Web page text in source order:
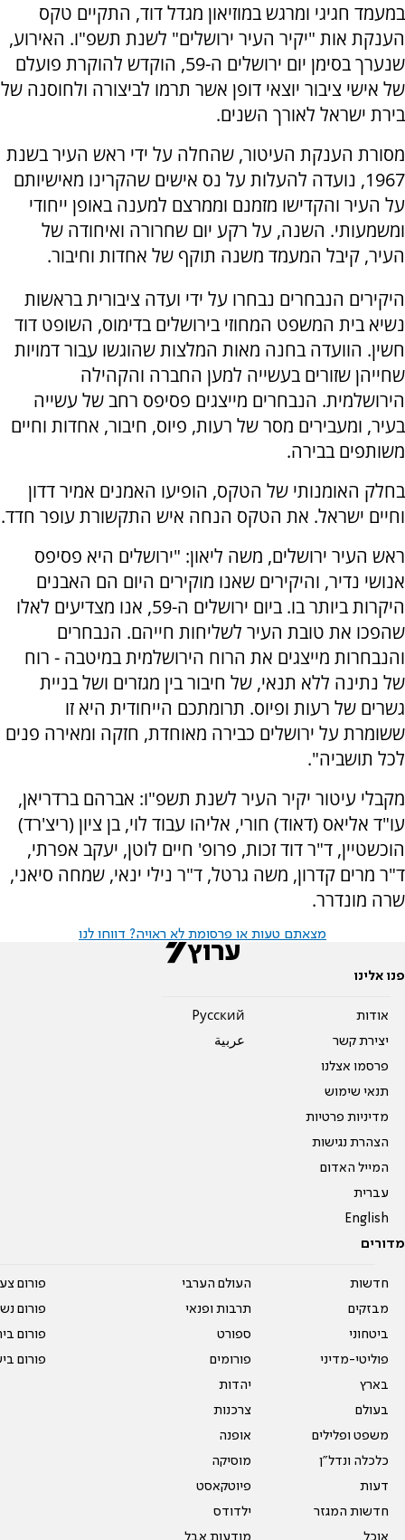
במעמד חגיגי ומרגש במוזיאון מגדל דוד, התקיים טקס
הענקת אות "יקיר העיר ירושלים" לשנת תשפ"ו. האירוע,
שנערך בסימן יום ירושלים ה-59, הוקדש להוקרת פועלם
של אישי ציבור יוצאי דופן אשר תרמו לביצורה ולחוסנה של
בירת ישראל לאורך השנים.
מסורת הענקת העיטור, שהחלה על ידי ראש העיר בשנת
1967, נועדה להעלות על נס אישים שהקרינו מאישיותם
על העיר והקדישו מזמנם וממרצם למענה באופן ייחודי
ומשמעותי. השנה, על רקע יום שחרורה ואיחודה של
העיר, קיבל המעמד משנה תוקף של אחדות וחיבור.
היקירים הנבחרים נבחרו על ידי ועדה ציבורית בראשות
נשיא בית המשפט המחוזי בירושלים בדימוס, השופט דוד
חשין. הוועדה בחנה מאות המלצות שהוגשו עבור דמויות
שחייהן שזורים בעשייה למען החברה והקהילה
הירושלמית. הנבחרים מייצגים פסיפס רחב של עשייה
בעיר, ומעבירים מסר של רעות, פיוס, חיבור, אחדות וחיים
משותפים בבירה.
בחלק האומנותי של הטקס, הופיעו האמנים אמיר דדון
וחיים ישראל. את הטקס הנחה איש התקשורת עופר חדד.
ראש העיר ירושלים, משה ליאון: "ירושלים היא פסיפס
אנושי נדיר, והיקירים שאנו מוקירים היום הם האבנים
היקרות ביותר בו. ביום ירושלים ה-59, אנו מצדיעים לאלו
שהפכו את טובת העיר לשליחות חייהם. הנבחרים
והנבחרות מייצגים את הרוח הירושלמית במיטבה - רוח
של נתינה ללא תנאי, של חיבור בין מגזרים ושל בניית
גשרים של רעות ופיוס. תרומתכם הייחודית היא זו
ששומרת על ירושלים כבירה מאוחדת, חזקה ומאירה פנים
לכל תושביה".
מקבלי עיטור יקיר העיר לשנת תשפ"ו: אברהם ברדריאן,
עו"ד אליאס (דאוד) חורי, אליהו עבוד לוי, בן ציון (ריצ'רד)
הוכשטיין, ד"ר דוד זכות, פרופ' חיים לוטן, יעקב אפרתי,
ד"ר מרים קדרון, משה גרטל, ד"ר נילי ינאי, שמחה סיאני,
שרה מונדרר.
מצאתם טעות או פרסומת לא ראויה? דווחו לנו
פנו אלינו
אודות
יצירת קשר
פרסמו אצלנו
תנאי שימוש
מדיניות פרטיות
הצהרת נגישות
המייל האדום
עברית
English
Pусский
عربية
מדורים
חדשות
מבזקים
ביטחוני
פוליטי-מדיני
בארץ
בעולם
משפט ופלילים
כלכלה ונדל"ן
דעות
חדשות המגזר
אוכל
העולם הערבי
תרבות ופנאי
ספורט
פורומים
יהדות
צרכנות
אופנה
מוסיקה
פיוטקאסט
ילדודס
מודעות אבל
פורום
פורום
פורום
פורום